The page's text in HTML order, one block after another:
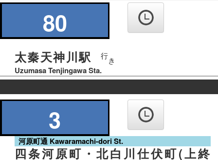
80
太秦天神川駅 行き
Uzumasa Tenjingawa Sta.
の
3
河原町通 Kawaramachi-dori St.
四条河原町・北白川仕伏町(上終